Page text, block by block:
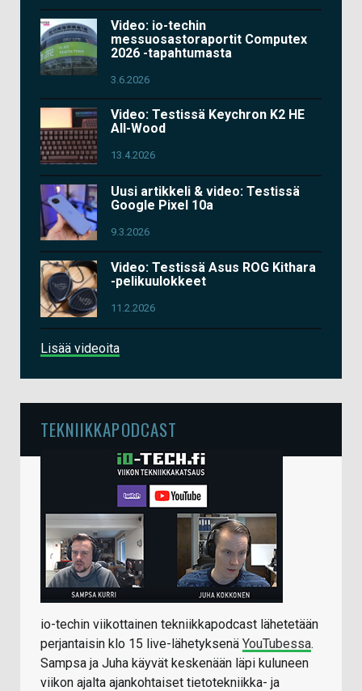
Video: io-techin
messuosastoraportit Computex
2026 -tapahtumasta
3.6.2026
Video: Testissä Keychron K2 HE
All-Wood
13.4.2026
Uusi artikkeli & video: Testissä
Google Pixel 10a
9.3.2026
Video: Testissä Asus ROG Kithara
-pelikuulokkeet
11.2.2026
Lisää videoita
TEKNIIKKAPODCAST
io-techin viikottainen tekniikkapodcast lähetetään
perjantaisin klo 15 live-lähetyksenä YouTubessa.
Sampsa ja Juha käyvät keskenään läpi kuluneen
viikon ajalta ajankohtaiset tietotekniikka- ja